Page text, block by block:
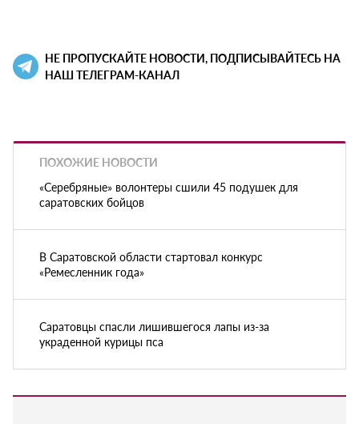
НЕ ПРОПУСКАЙТЕ НОВОСТИ, ПОДПИСЫВАЙТЕСЬ НА
НАШ ТЕЛЕГРАМ-КАНАЛ
ПОХОЖИЕ НОВОСТИ
«Серебряные» волонтеры сшили 45 подушек для
саратовских бойцов
В Саратовской области стартовал конкурс
«Ремесленник года»
Саратовцы спасли лишившегося лапы из-за
украденной курицы пса